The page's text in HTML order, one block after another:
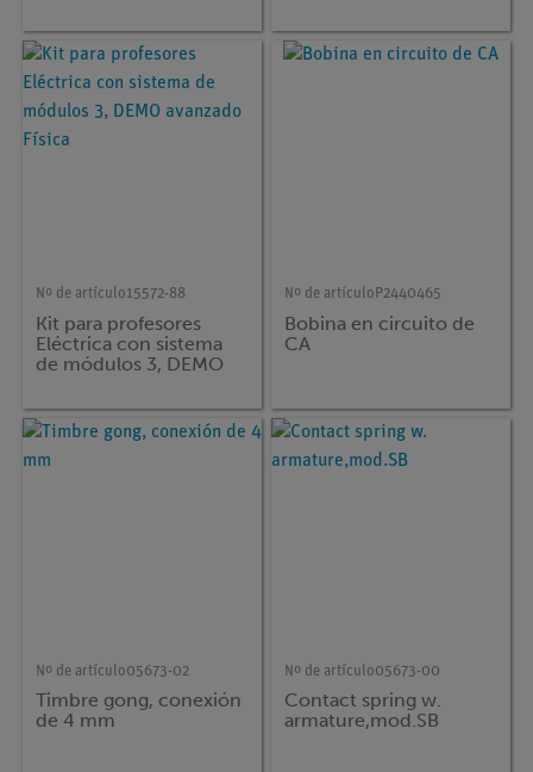
Nº de artículo15572-88
Kit para profesores
Eléctrica con sistema
de módulos 3, DEMO
Nº de artículo P2440465
Bobina en circuito de
CA
Nº de artículo05673-02
Timbre gong, conexión
de 4 mm
Nº de artículo05673-00
Contact spring w.
armature,mod.SB